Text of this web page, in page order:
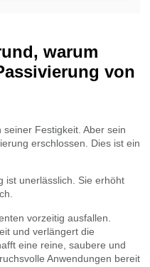
warum
von
Festigkeit. Aber sein
erschlossen. Dies ist ein
ist unerlässlich. Sie erhöht
vorzeitig ausfallen.
und verlängert die
eine reine, saubere und
Anwendungen bereit